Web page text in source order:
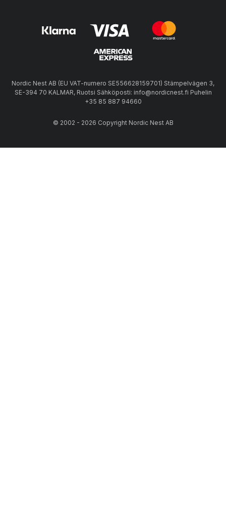
Nordic Nest AB (EU VAT-numero SE556628159701) Stämpelvägen 3,
SE-394 70 KALMAR, Ruotsi Sähköposti: info@nordicnest.fi Puhelin
+35 85 887 94660
© 2002 - 2026 Copyright Nordic Nest AB